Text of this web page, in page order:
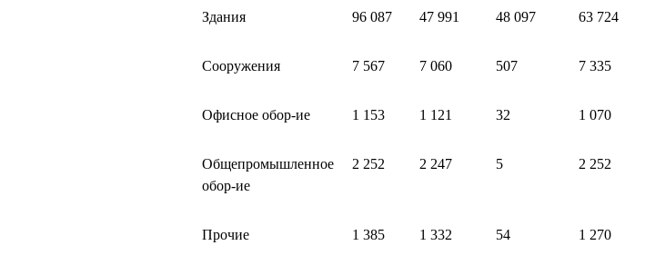
Здания 96 087 47 991 48 097 63 724
Сооружения 7 567 7 060 507 7 335
Офисное обор-ие 1 153 1 121 32 1 070
Общепромышленное
обор-ие
2 252 2 247 5 2 252
Прочие 1 385 1 332 54 1 270